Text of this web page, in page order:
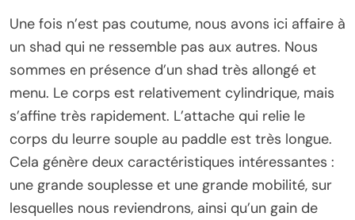
Une fois n’est pas coutume, nous avons ici affaire à
un shad qui ne ressemble pas aux autres. Nous
sommes en présence d’un shad très allongé et
menu. Le corps est relativement cylindrique, mais
s’affine très rapidement. L’attache qui relie le
corps du leurre souple au paddle est très longue.
Cela génère deux caractéristiques intéressantes :
une grande souplesse et une grande mobilité, sur
lesquelles nous reviendrons, ainsi qu’un gain de